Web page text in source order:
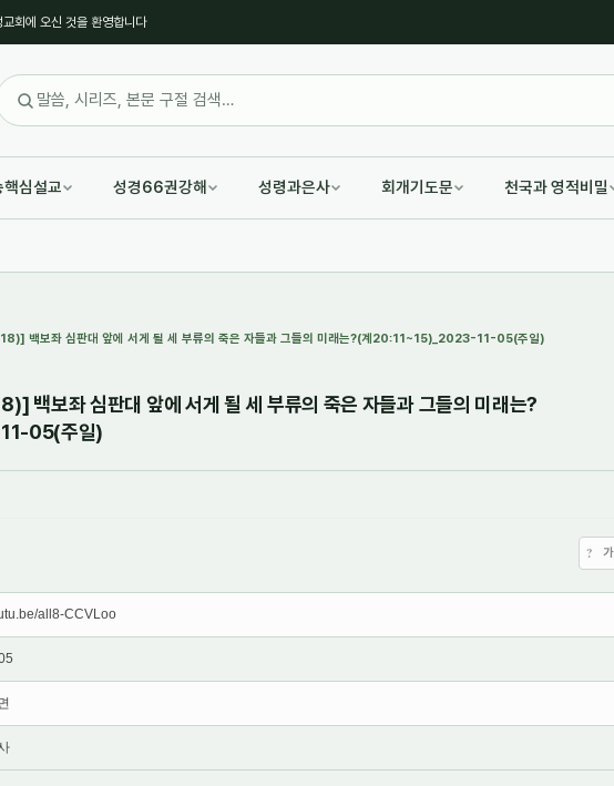
교회에 오신 것을 환영합니다
핵심설교 성경66권강해 성령과은사 회개기도문 천국과 영적비밀
백보좌 심판대 앞에 서게 될 세 부류의 죽은 자들과 그들의 미래는?(계20:11~15)_2023-11-05(주일)
백보좌 심판대 앞에 서게 될 세 부류의 죽은 자들과 그들의 미래는?
05(주일)
? 가
all8-CCVLoo